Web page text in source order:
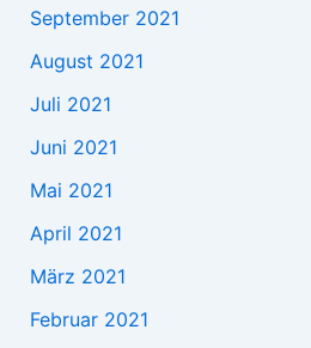
September 2021
August 2021
Juli 2021
Juni 2021
Mai 2021
April 2021
März 2021
Februar 2021